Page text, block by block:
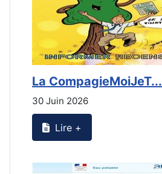
La CompagieMoiJeT...
30 Juin 2026
Lire +